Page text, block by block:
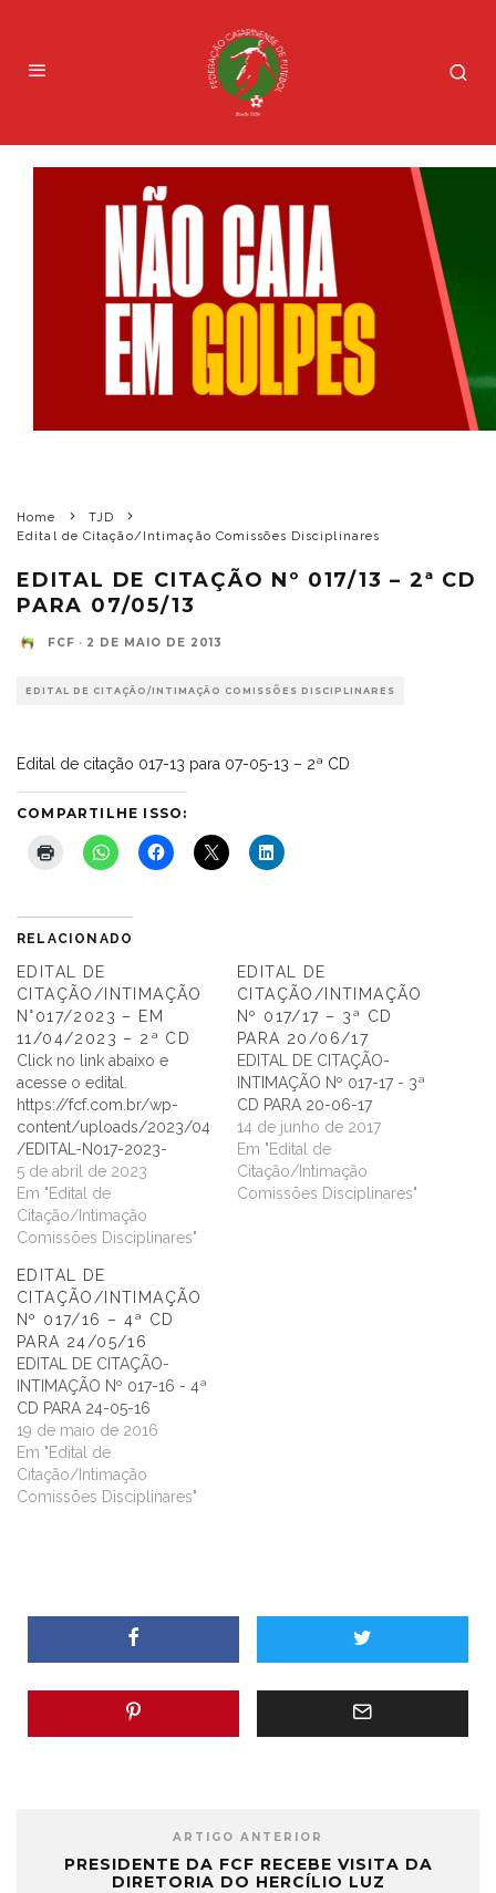
Home
TJD
Edital de Citação/Intimação Comissões Disciplinares
EDITAL DE CITAÇÃO Nº 017/13 – 2ª CD
PARA 07/05/13
FCF · 2 DE MAIO DE 2013
EDITAL DE CITAÇÃO/INTIMAÇÃO COMISSÕES DISCIPLINARES
Edital de citação 017-13 para 07-05-13 – 2ª CD
COMPARTILHE ISSO:
RELACIONADO
EDITAL DE
CITAÇÃO/INTIMAÇÃO
N°017/2023 – EM
11/04/2023 – 2ª CD
Click no link abaixo e
acesse o edital.
https://fcf.com.br/wp-
content/uploads/2023/04
/EDITAL-N017-2023-
2aCD.pdf
5 de abril de 2023
Em "Edital de
Citação/Intimação
Comissões Disciplinares"
EDITAL DE
CITAÇÃO/INTIMAÇÃO
Nº 017/17 – 3ª CD
PARA 20/06/17
EDITAL DE CITAÇÃO-
INTIMAÇÃO Nº 017-17 - 3ª
CD PARA 20-06-17
14 de junho de 2017
Em "Edital de
Citação/Intimação
Comissões Disciplinares"
EDITAL DE
CITAÇÃO/INTIMAÇÃO
Nº 017/16 – 4ª CD
PARA 24/05/16
EDITAL DE CITAÇÃO-
INTIMAÇÃO Nº 017-16 - 4ª
CD PARA 24-05-16
19 de maio de 2016
Em "Edital de
Citação/Intimação
Comissões Disciplinares"
ARTIGO ANTERIOR
PRESIDENTE DA FCF RECEBE VISITA DA
DIRETORIA DO HERCÍLIO LUZ